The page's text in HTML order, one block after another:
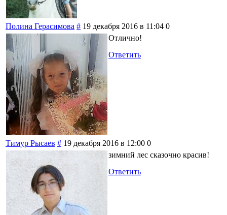
Полина Герасимова # 19 декабря 2016 в 11:04 0
Отлично!
Ответить
Тимур Рысаев # 19 декабря 2016 в 12:00 0
зимний лес сказочно красив!
Ответить